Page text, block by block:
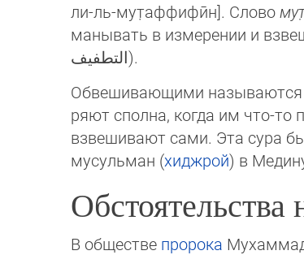
ли-ль-мут̣аффифӣн]. Слово
ма­ны­вать в изме­ре­нии и
التطفيف‎).
Обвешивающими называются
ря­ют сполна, когда им что-то
взве­ши­ва­ют сами. Эта сура
му­суль­ман (хиджрой) в
Обстоятельства
В обществе пророка